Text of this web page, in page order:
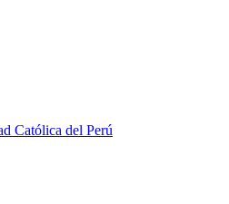
Católica del Perú